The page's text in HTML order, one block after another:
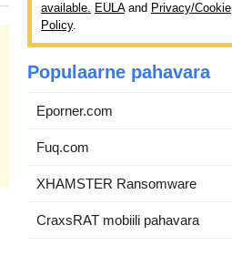
available. EULAand Privacy/Cookie
Policy.
Populaarne pahavara
Eporner.com
Fuq.com
XHAMSTER Ransomware
CraxsRAT mobiili pahavara